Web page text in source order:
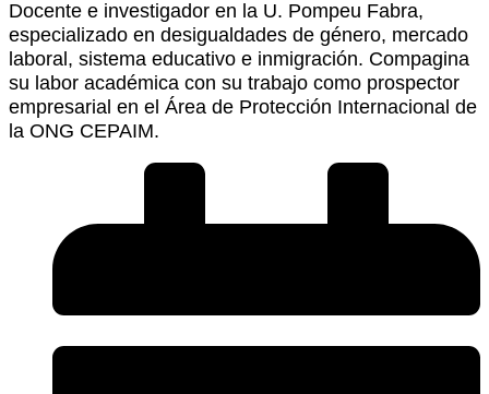
Docente e investigador en la U. Pompeu Fabra,
especializado en desigualdades de género, mercado
laboral, sistema educativo e inmigración. Compagina
su labor académica con su trabajo como prospector
empresarial en el Área de Protección Internacional de
la ONG CEPAIM.